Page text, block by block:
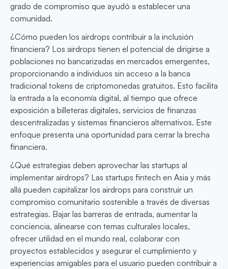
grado de compromiso que ayudó a establecer una
comunidad.
¿Cómo pueden los airdrops contribuir a la inclusión
financiera? Los airdrops tienen el potencial de dirigirse a
poblaciones no bancarizadas en mercados emergentes,
proporcionando a individuos sin acceso a la banca
tradicional tokens de criptomonedas gratuitos. Esto facilita
la entrada a la economía digital, al tiempo que ofrece
exposición a billeteras digitales, servicios de finanzas
descentralizadas y sistemas financieros alternativos. Este
enfoque presenta una oportunidad para cerrar la brecha
financiera.
¿Qué estrategias deben aprovechar las startups al
implementar airdrops? Las startups fintech en Asia y más
allá pueden capitalizar los airdrops para construir un
compromiso comunitario sostenible a través de diversas
estrategias. Bajar las barreras de entrada, aumentar la
conciencia, alinearse con temas culturales locales,
ofrecer utilidad en el mundo real, colaborar con
proyectos establecidos y asegurar el cumplimiento y
experiencias amigables para el usuario pueden contribuir a